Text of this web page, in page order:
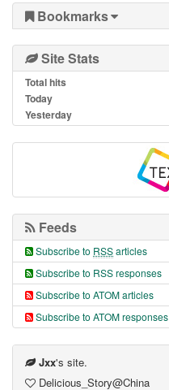
Bookmarks
Site Stats
Total hits
Today
Yesterday
Feeds
Subscribe to RSSarticles
Subscribe to RSS responses
Subscribe to ATOM articles
Subscribe to ATOM responses
Jxx's site.
Delicious_Story@China